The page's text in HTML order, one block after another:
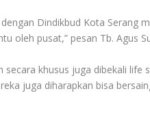
Dindikbud Kota Serang
oleh pusat,” pesan Tb. Agus
khusus juga dibekali life
juga diharapkan bisa